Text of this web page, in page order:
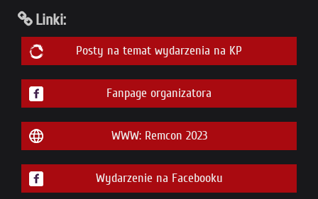
Linki:
Posty na temat wydarzenia na KP
Fanpage organizatora
WWW: Remcon 2023
Wydarzenie na Facebooku